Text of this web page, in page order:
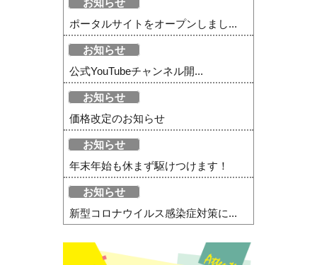
お知らせ
ポータルサイトをオープンしまし...
お知らせ
公式YouTubeチャンネル開...
お知らせ
価格改定のお知らせ
お知らせ
年末年始も休まず駆けつけます！
お知らせ
新型コロナウイルス感染症対策に...